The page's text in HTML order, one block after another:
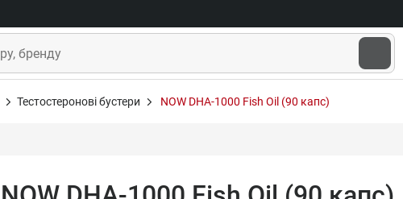
Тестостеронові бустери NOW DHA-1000 Fish Oil (90 капс)